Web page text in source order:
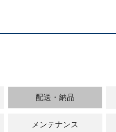
配送・納品
メンテナンス